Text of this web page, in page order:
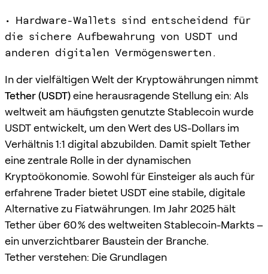
• Hardware-Wallets sind entscheidend für
die sichere Aufbewahrung von USDT und
anderen digitalen Vermögenswerten.
In der vielfältigen Welt der Kryptowährungen nimmt
Tether (USDT)eine herausragende Stellung ein: Als
weltweit am häufigsten genutzte Stablecoin wurde
USDT entwickelt, um den Wert des US-Dollars im
Verhältnis 1:1 digital abzubilden. Damit spielt Tether
eine zentrale Rolle in der dynamischen
Kryptoökonomie. Sowohl für Einsteiger als auch für
erfahrene Trader bietet USDT eine stabile, digitale
Alternative zu Fiatwährungen. Im Jahr 2025 hält
Tether über 60 % des weltweiten Stablecoin-Markts –
ein unverzichtbarer Baustein der Branche.
Tether verstehen: Die Grundlagen